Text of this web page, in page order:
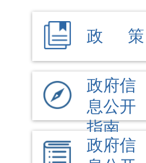
政府信
息公开
指南
政府信
息公开
制度
法定主
动公开
内容
机构职能